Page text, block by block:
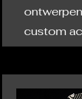
custom